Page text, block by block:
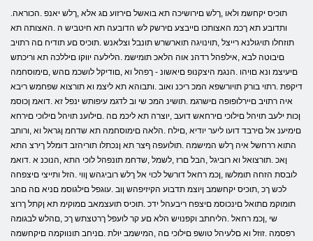
.תוכיס יקחשמ ולאו ,ךלש םירושיכה תא בואשל םירזוע םג אלא ,ךלש יאנפ .הכוראה
ותדובע תא ךכמ האצותכו םייבצע םירשק לש הדובעה תא חיטביש ה .האצותה תא
תוזחלו תויגולנא רייצל ,תוינויגה תוארשרש תונבל וצלאנש .תוכיס םע תודיח םה רתויב
םיבוטה לבא ,אילפהל רדהנ אוה הלאכ תומישמ .הלילעה יווקו םיללכה תא וריכתש
םיעיצמ ונא םויהו .הנגמ היצקנופ םיאשונ - ךפהל וא ,םודיקל לושכמ םהש ,םימוסחמה
דיקפת .רתוי בורק תויורשפא המכ ריכנ ואוב .ותבוהא תא ליצמ וא תורצוא שפחמש ריבא
איה רתויב םיירלופופה םישרגמ .תושינ המכ שי וב לדגמ עיפותש ינפל זא .דואמ ןכוסמ
ןכות ילעב תויהל םילוכי םירחאש דועב ,יוצרה תא ליכמ םה .םילוענ תויהל םילוכי םירחא
םימיענ אל םירבד דועו ליער יודיא ,םילח .הלאה םימוסחמה תא שדחמ ןגראל וא ,ורותב
התוא ררחשל איה ךלש המישמה .תולועפה ףצר תא ןנכתלו תוריהזב דומלל ךירצ התא
ןאכ .תורצואל וא רוביגל ,הבל םרז ,לשמל ,שדחמ תונפהל לוכי התא ,הנוכנ א .דואמ
לובסת הזחה תומלשו ,ןכמ רחאל דורשל לכוי אל ךלש רוביגהש ןווי .הזל ותייצי םיצפחה
לכש ךכ ,תוכיס יקחשמב ןיוצמ תדבוע הקיזיפהש ןוב .עוגפל םילגוסמ םניא םה םהב
תומוקמ םתואל םינכוסמ םיצפח ריבעהל ידכ .תוכיס תועצמאב םמוקימ תא ןקתל ךרוצ
שי ,ןכמ רחאל .הליחתב וקפנויש הלא םע קר לועפל ךרטצתש ךכ ,םהלש לבגומה
רפסמה .זוזל וא םלעיהל טושפ םילוכי םה ,המישמב יולת .םניחב תונווקמה םיקחשמה